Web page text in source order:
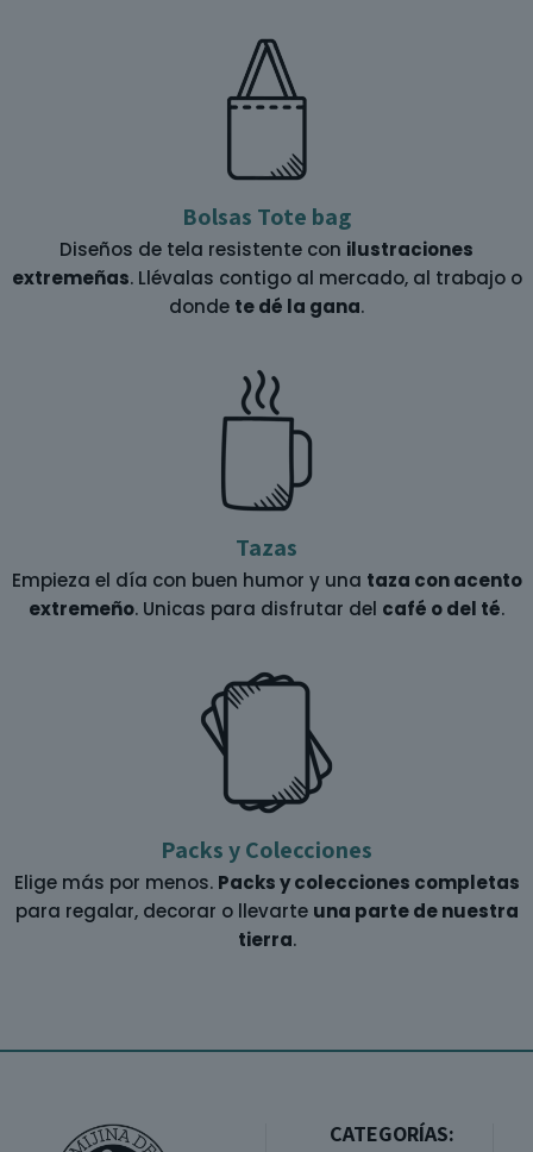
Bolsas Tote bag
Diseños de tela resistente con ilustraciones
extremeñas. Llévalas contigo al mercado, al trabajo o
donde te dé la gana.
Tazas
Empieza el día con buen humor y una taza con acento
extremeño. Unicas para disfrutar del café o del té.
Packs y Colecciones
Elige más por menos. Packs y colecciones completas
para regalar, decorar o llevarte una parte de nuestra
tierra.
CATEGORÍAS: